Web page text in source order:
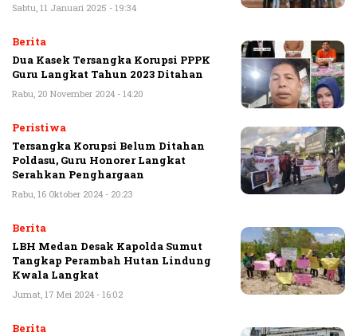
Sabtu, 11 Januari 2025 - 19:34
Berita
Dua Kasek Tersangka Korupsi PPPK
Guru Langkat Tahun 2023 Ditahan
Rabu, 20 November 2024 - 14:20
Peristiwa
Tersangka Korupsi Belum Ditahan
Poldasu, Guru Honorer Langkat
Serahkan Penghargaan
Rabu, 16 Oktober 2024 - 20:23
Berita
LBH Medan Desak Kapolda Sumut
Tangkap Perambah Hutan Lindung
Kwala Langkat
Jumat, 17 Mei 2024 - 16:02
Berita